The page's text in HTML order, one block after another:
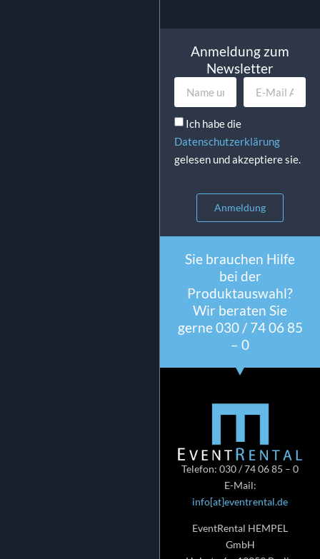
Anmeldung zum
Newsletter
Ich habe die
Datenschutzerklärung
gelesen und akzeptiere sie.
Anmeldung
Sie brauchen Hilfe
bei der
Produktauswahl?
Wir beraten Sie
gerne 030 / 74 06 85
– 0
Telefon: 030 / 74 06 85 – 0
E-Mail:
info[at]eventrental.de
EventRental HEMPEL
GmbH